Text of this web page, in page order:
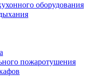
оборудования
пожаротушения